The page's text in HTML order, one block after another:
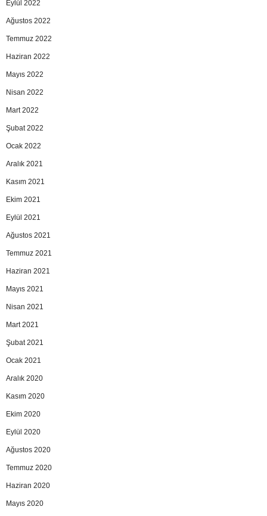
Eylül 2022
Ağustos 2022
Temmuz 2022
Haziran 2022
Mayıs 2022
Nisan 2022
Mart 2022
Şubat 2022
Ocak 2022
Aralık 2021
Kasım 2021
Ekim 2021
Eylül 2021
Ağustos 2021
Temmuz 2021
Haziran 2021
Mayıs 2021
Nisan 2021
Mart 2021
Şubat 2021
Ocak 2021
Aralık 2020
Kasım 2020
Ekim 2020
Eylül 2020
Ağustos 2020
Temmuz 2020
Haziran 2020
Mayıs 2020